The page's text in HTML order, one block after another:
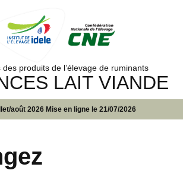
des produits de l’élevage de ruminants
LAIT VIANDE
août 2026 Mise en ligne le 21/07/2026